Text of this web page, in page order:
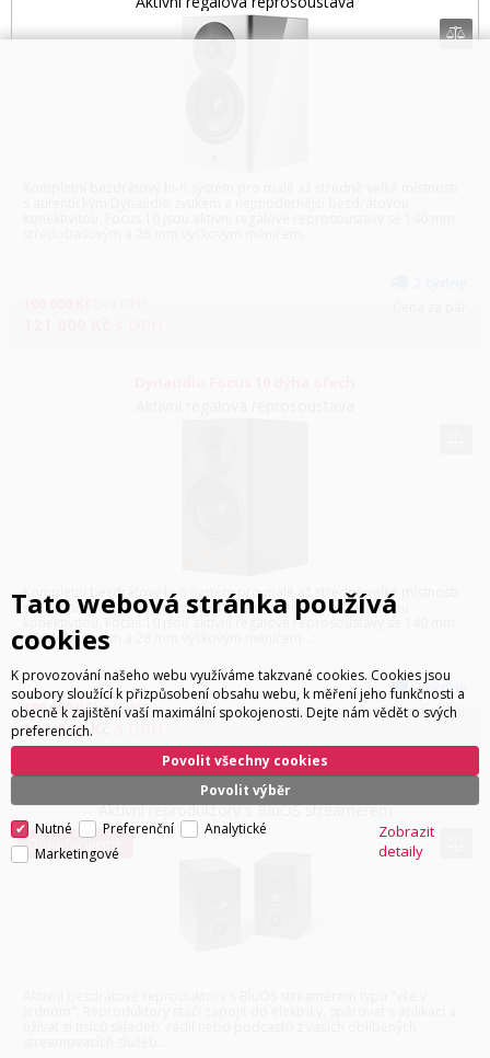
Kompletní bezdrátový hi-fi systém pro malé až středně velké místnosti
s autentickým Dynaudio zvukem a nejmodernější bezdrátovou
konektivitou. Focus 10 jsou aktivní regálové reprosoustavy se 140 mm
středobasovým a 28 mm výškovým měničem...
100 000 Kčbez DPH
121 000Kč
2 týdny
Cena za pár
PSB Alpha iQ černá
Aktivní reproduktory s BluOS streamerem
Doporučujeme
Tato webová stránka používá
cookies
K provozování našeho webu využíváme takzvané cookies. Cookies jsou
soubory sloužící k přizpůsobení obsahu webu, k měření jeho funkčnosti a
obecně k zajištění vaší maximální spokojenosti. Dejte nám vědět o svých
preferencích.
Povolit výběr
Povolit všechny cookies
Nutné Preferenční
Analytické
Marketingové
Zobrazit
detaily